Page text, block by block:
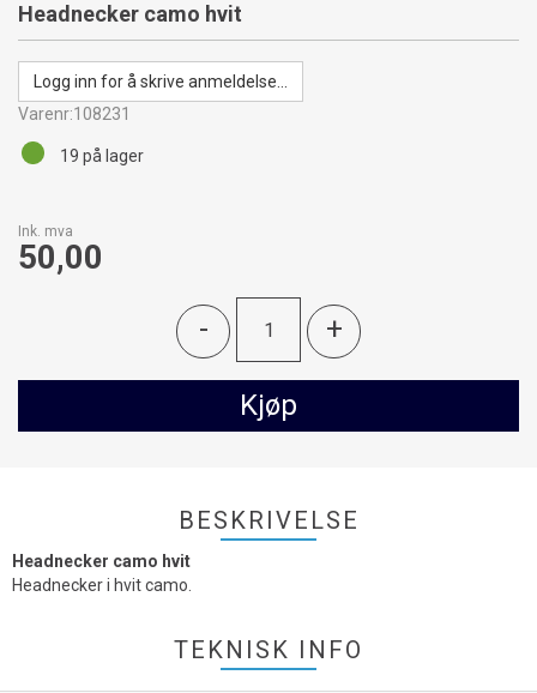
Headnecker camo hvit
Logg inn for å skrive anmeldelse...
Varenr:108231
Ink. mva
50,00
- +
Kjøp
19 på lager
BESKRIVELSE
Headnecker camo hvit
Headnecker i hvit camo.
TEKNISK INFO